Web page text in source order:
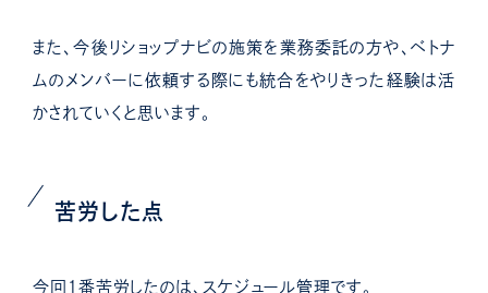
また、今後リショップナビの施策を業務委託の方や、ベトナ
ムのメンバーに依頼する際にも統合をやりきった経験は活
かされていくと思います。
苦労した点
今回１番苦労したのは、スケジュール管理です。